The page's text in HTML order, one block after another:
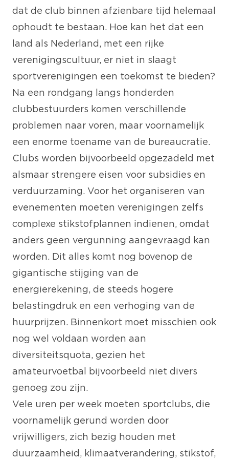
dat de club binnen afzienbare tijd helemaal
ophoudt te bestaan. Hoe kan het dat een
land als Nederland, met een rijke
verenigingscultuur, er niet in slaagt
sportverenigingen een toekomst te bieden?
Na een rondgang langs honderden
clubbestuurders komen verschillende
problemen naar voren, maar voornamelijk
een enorme toename van de bureaucratie.
Clubs worden bijvoorbeeld opgezadeld met
alsmaar strengere eisen voor subsidies en
verduurzaming. Voor het organiseren van
evenementen moeten verenigingen zelfs
complexe stikstofplannen indienen, omdat
anders geen vergunning aangevraagd kan
worden. Dit alles komt nog bovenop de
gigantische stijging van de
energierekening, de steeds hogere
belastingdruk en een verhoging van de
huurprijzen. Binnenkort moet misschien ook
nog wel voldaan worden aan
diversiteitsquota, gezien het
amateurvoetbal bijvoorbeeld niet divers
genoeg zou zijn.
Vele uren per week moeten sportclubs, die
voornamelijk gerund worden door
vrijwilligers, zich bezig houden met
duurzaamheid, klimaatverandering, stikstof,